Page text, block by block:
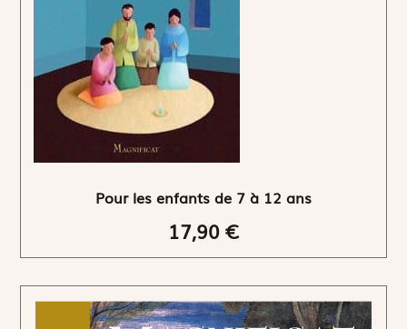
Pour les enfants de 7 à 12 ans
17,90 €